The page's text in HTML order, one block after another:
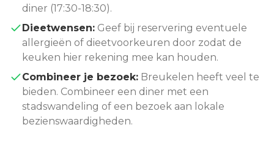
diner (17:30-18:30).
Dieetwensen: Geef bij reservering eventuele
allergieën of dieetvoorkeuren door zodat de
keuken hier rekening mee kan houden.
Combineer je bezoek: Breukelen heeft veel te
bieden. Combineer een diner met een
stadswandeling of een bezoek aan lokale
bezienswaardigheden.